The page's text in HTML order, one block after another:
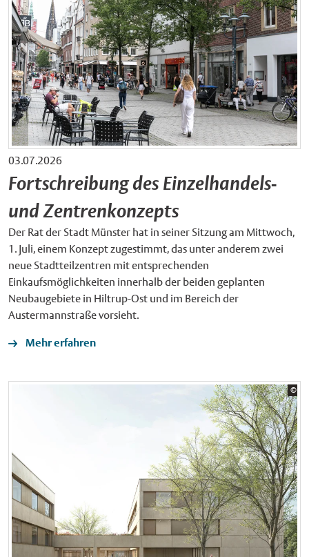
03.07.2026
Fortschreibung des Einzelhandels-
und Zentrenkonzepts
Der Rat der Stadt Münster hat in seiner Sitzung am Mittwoch,
1. Juli, einem Konzept zugestimmt, das unter anderem zwei
neue Stadtteilzentren mit entsprechenden
Einkaufsmöglichkeiten innerhalb der beiden geplanten
Neubaugebiete in Hiltrup-Ost und im Bereich der
Austermannstraße vorsieht.
Mehr erfahren
©